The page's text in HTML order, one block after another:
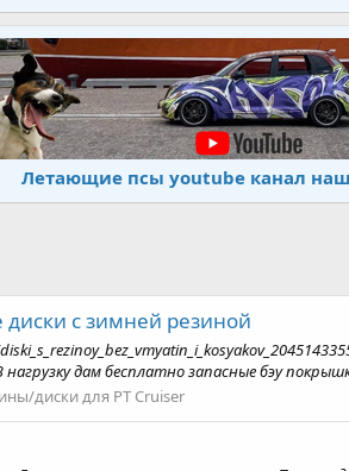
Летающие псы youtube канал
с зимней резиной
дам бесплатно запасные бэу
диски для PT Cruiser